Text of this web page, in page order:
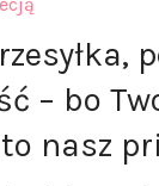
– bo
nasz
pakujemy w